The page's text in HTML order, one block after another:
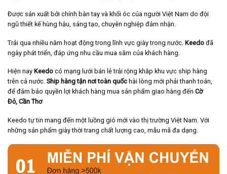
Được sản xuất bởi chính bàn tay và khối óc của người Việt Nam do đội
ngũ thiết kế hùng hậu, sáng tạo, chuyên nghiệp đảm nhận.
Trải qua nhiều năm hoạt động trong lĩnh vực giày trong nước. Keedo đã
ngày phát triển, đáp ứng nhu cầu mua sắm của khách hàng.
Hiện nay Keedo có mạng lưới bán lẻ trải rộng khắp khu vực ship hàng
trên cả nước. Ship hàng tận nơi toàn quốc hài lòng mới phải thanh toán,
để đảm bảo quyền lợi khách hàng mua sản phẩm giao hàng đến Cờ
Đỏ, Cần Thơ
Keedo tự tin mang đến một luồng gió mới vào thị trường Việt Nam. Với
những sản phẩm giày thời trang chất lượng cao, mẫu mã đa dạng.